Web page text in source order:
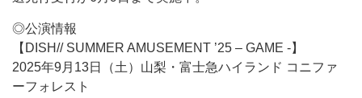
◎公演情報
【DISH// SUMMER AMUSEMENT ’25 – GAME -】
2025年9月13日（土）山梨・富士急ハイランド コニファ
ーフォレスト